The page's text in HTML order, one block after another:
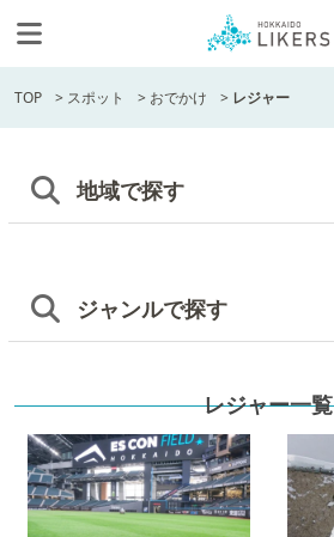
TOP > スポット > おでかけ > レジャー
地域で探す
ジャンルで探す
レジャー一覧